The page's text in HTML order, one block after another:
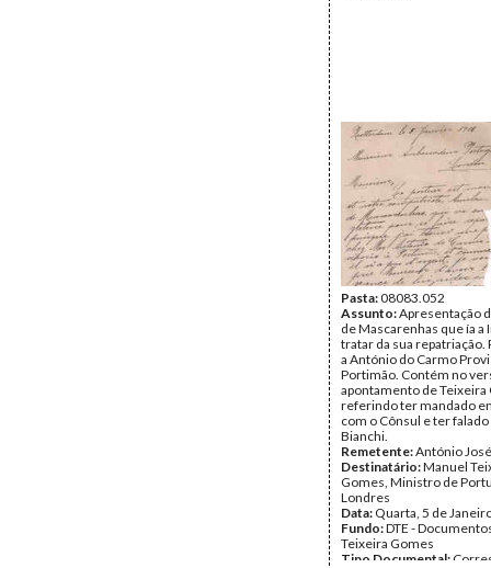
Pasta:08083.052
Assunto:Apresentação
de Mascarenhas que ía a
tratar da sua repatriação.
a António do Carmo
Portimão. Contém no
apontamento de Teixeira
referindo ter mandado
com o Cônsul e ter
Bianchi.
Remetente:António
Destinatário:Manuel
Gomes, Ministro de
Londres
Data: Quarta, 5 de
Fundo:DTE -
Teixeira Gomes
Tipo Documental: